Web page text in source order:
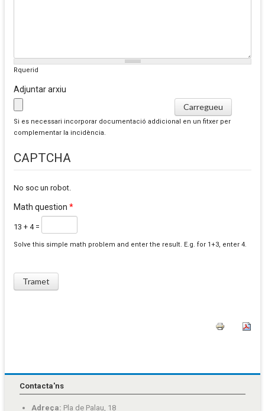
Rquerid
Adjuntar arxiu
Si es necessari incorporar documentació addicional en un fitxer per
complementar la incidència.
CAPTCHA
No soc un robot.
Math question *
13 + 4 =
Solve this simple math problem and enter the result. E.g. for 1+3, enter 4.
Contacta'ns
Adreça: Pla de Palau, 18